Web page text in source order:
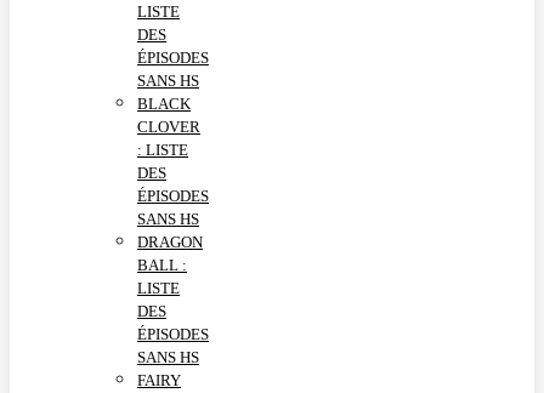
LISTE
DES
ÉPISODES
SANS HS
BLACK
CLOVER
: LISTE
DES
ÉPISODES
SANS HS
DRAGON
BALL :
LISTE
DES
ÉPISODES
SANS HS
FAIRY